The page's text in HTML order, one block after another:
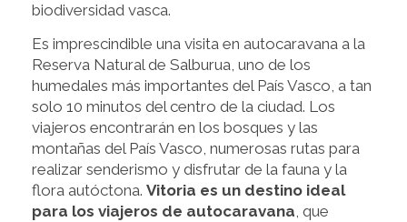
biodiversidad vasca.
Es imprescindible una visita en autocaravana a la
Reserva Natural de Salburua, uno de los
humedales más importantes del País Vasco, a tan
solo 10 minutos del centro de la ciudad. Los
viajeros encontrarán en los bosques y las
montañas del País Vasco, numerosas rutas para
realizar senderismo y disfrutar de la fauna y la
flora autóctona. Vitoria es un destino ideal
para los viajeros de autocaravana, que